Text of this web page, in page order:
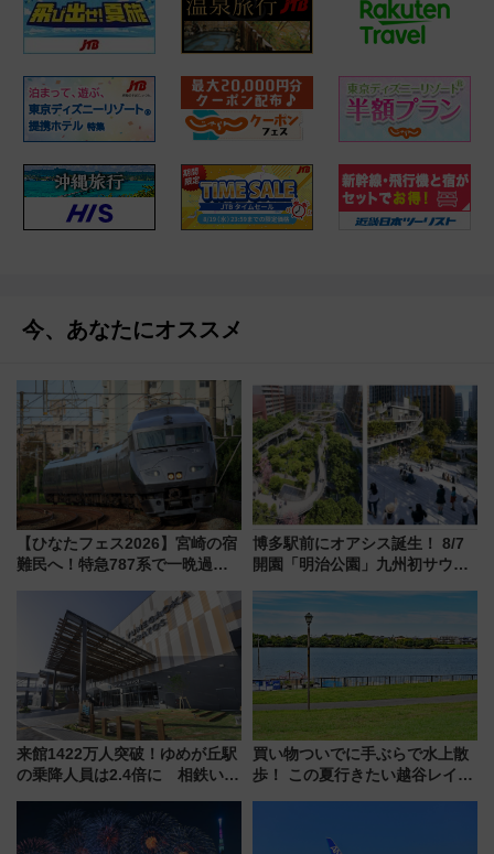
今、あなたにオススメ
【ひなたフェス2026】宮崎の宿
難民へ！特急787系で一晩過ご
ローおひさま」が救世主に？
博多駅前にオアシス誕生！ 8/7
開園「明治公園」九州初サウナ
品グルメ登場で駅前の過ごし方
はどう変わる？
来館1422万人突破！ゆめが丘駅
の乗降人員は2.4倍に 相鉄いず
年祭にそうにゃん＆DB.スター
マンが登場
買い物ついでに手ぶらで水上散
歩！ この夏行きたい越谷レイク
県越谷市）